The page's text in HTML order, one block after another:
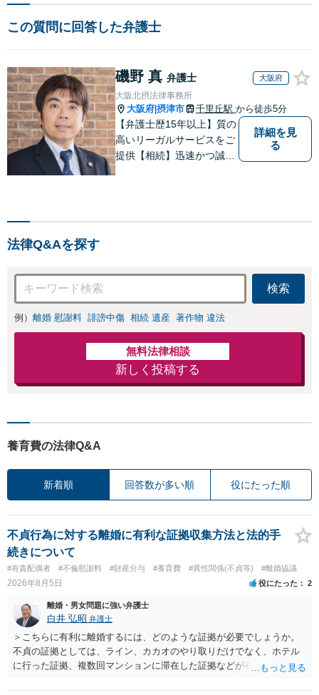
この質問に回答した弁護士
磯野 真 弁護士 大阪府
大阪北摂法律事務所
大阪府 摂津市 千里丘駅 から徒歩5分
【弁護士歴15年以上】質の
高いリーガルサービスをご
提供【相続】迅速かつ誠実
詳細を見
る
法律Q&Aを探す
検索
例） 離婚 慰謝料 誹謗中傷 相続 遺産 著作物 違法
無料法律相談
新しく投稿する
養育費の法律Q&A
新着順 回答数が多い順 役にたった順
不貞行為に対する離婚に有利な証拠収集方法と法的手
続きについて
#有責配偶者 #不倫慰謝料 #財産分与 #養育費 #異性関係(不貞等) #離婚協議
2026年8月5日 役にたった 2
離婚・男女問題に強い弁護士
白井 弘昭 弁護士
＞こちらに有利に離婚するには、どのような証拠が必要でしょうか。
不貞の証拠としては、ライン、カカオのやり取りだけでなく、ホテル
に行った証拠、複数回マンションに滞在した証拠などが有効です。 不